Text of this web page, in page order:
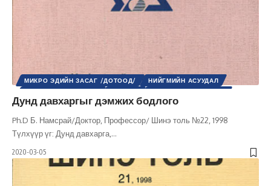
МИКРО ЭДИЙН ЗАСАГ /ДОТООД/
НИЙГМИЙН АСУУДАЛ
ШИНЭ ТОЛЬ СЭТГҮҮЛ
ЭДИЙН ЗАСАГ
Дунд давхаргыг дэмжих бодлого
Ph.D Б. Намсрай/Доктор, Профессор/ Шинэ толь №22, 1998
Түлхүүр үг: Дунд давхарга, …
2020-03-05